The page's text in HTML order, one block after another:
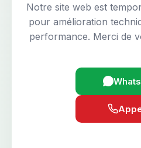
Notre site web est
pour amélioration
performance. Merci de